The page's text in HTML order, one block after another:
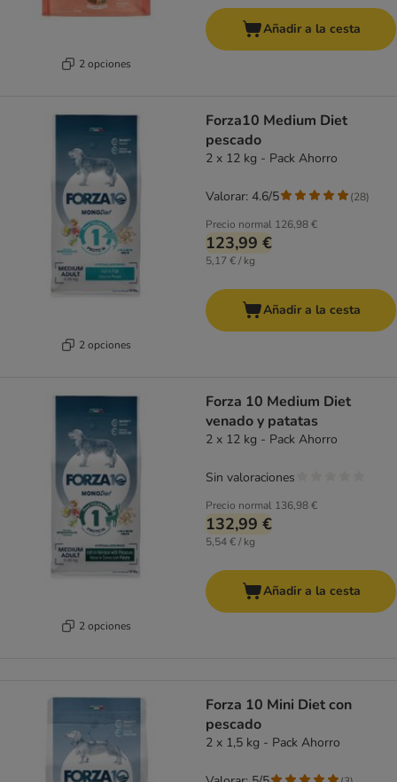
2 opciones
Añadir a la cesta
2 opciones
Forza10 Medium Diet
pescado
2 x 12 kg - Pack Ahorro
Precio normal 126,98 €
123,99 €
5,17 € / kg
Valorar: 4.6/5 (28)
Añadir a la cesta
2 opciones
Forza 10 Medium Diet
venado y patatas
2 x 12 kg - Pack Ahorro
Precio normal 136,98 €
132,99 €
5,54 € / kg
Sin valoraciones
Añadir a la cesta
Forza 10 Mini Diet con
pescado
2 x 1,5 kg - Pack Ahorro